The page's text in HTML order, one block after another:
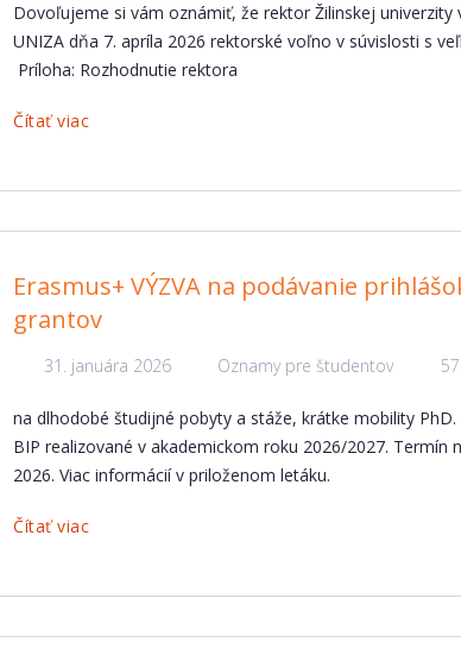
Dovoľujeme si vám oznámiť, že rektor Žilinskej univerzity
UNIZA dňa 7. apríla 2026 rektorské voľno v súvislosti s
Príloha: Rozhodnutie rektora
Čítať viac
Erasmus+ VÝZVA na podávanie
grantov
31. januára 2026 Oznamy pre študentov
na dlhodobé študijné pobyty a stáže, krátke mobility
BIP realizované v akademickom roku 2026/2027. Termín
2026. Viac informácií v priloženom letáku.
Čítať viac